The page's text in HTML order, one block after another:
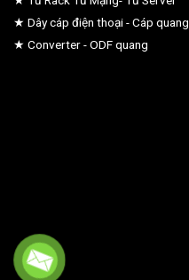
★ Dây cáp điện thoại - Cáp quang
★ Converter - ODF quang